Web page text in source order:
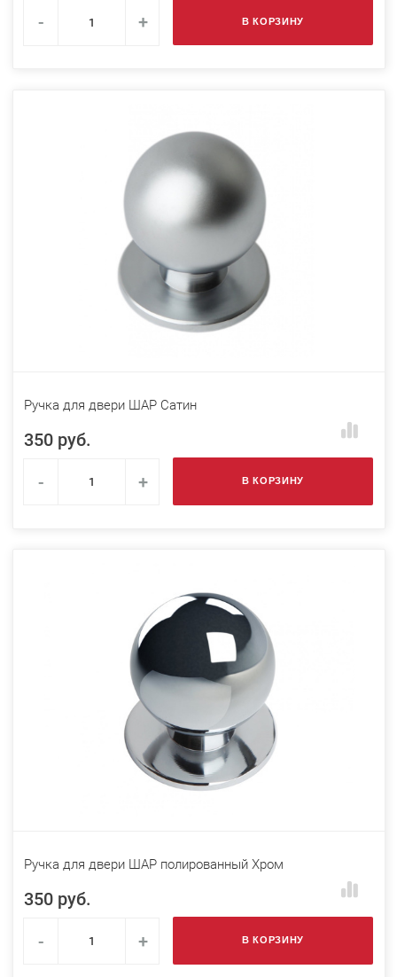
- + В КОРЗИНУ
Ручка для двери ШАР Сатин
350 руб.
-
+ В КОРЗИНУ
Ручка для двери ШАР полированный Хром
350 руб.
-
+ В КОРЗИНУ